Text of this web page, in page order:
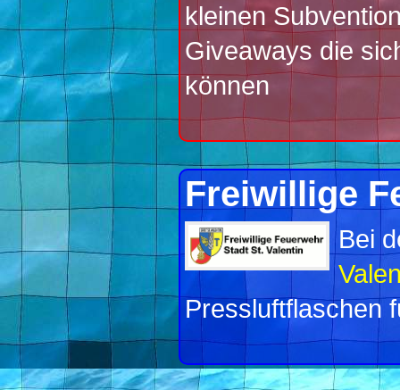
kleinen
Giveaways die
können
Freiwillige
Bei
Pressluftflaschen